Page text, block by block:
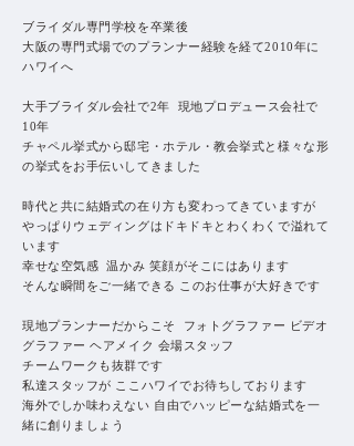
ブライダル専門学校を卒業後
大阪の専門式場でのプランナー経験を経て2010年に
ハワイへ
大手ブライダル会社で2年 現地プロデュース会社で
10年
チャペル挙式から邸宅・ホテル・教会挙式と様々な形
の挙式をお手伝いしてきました
時代と共に結婚式の在り方も変わってきていますが
やっぱりウェディングはドキドキとわくわくで溢れて
います
幸せな空気感 温かみ 笑顔がそこにはあります
そんな瞬間をご一緒できる このお仕事が大好きです
現地プランナーだからこそ フォトグラファー ビデオ
グラファー ヘアメイク 会場スタッフ
チームワークも抜群です
私達スタッフが ここハワイでお待ちしております
​海外でしか味わえない 自由でハッピーな結婚式を一
緒に創りましょう